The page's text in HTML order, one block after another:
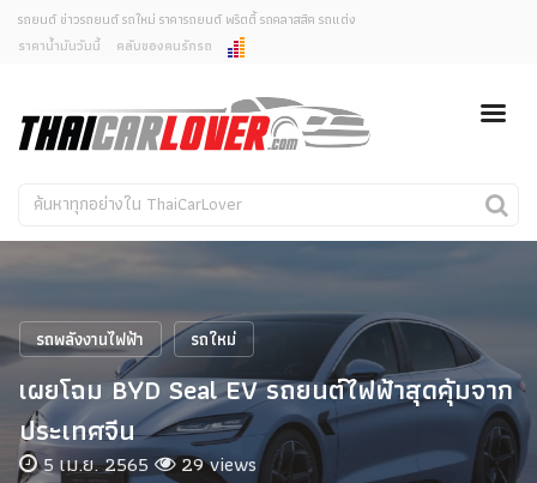
ยกเลิกการแจ้งเตือน
คุณต้องการยกเลิกการแจ้งเตือนข่าวสารเมื่อมีการอัพเดต
ใช่หรือไม่?
ไม่
รถยนต์ ข่าวรถยนต์ รถใหม่ ราคารถยนต์ พริตตี้ รถคลาสสิค รถแต่ง
ราคาน้ำมันวันนี้
คลับของคนรักรถ
รถใหม่
คนรักรถ
รถแต่ง
งานแสดงรถ
Car In The Movie
สเปคราคา รถยนต์
รถพลังงานไฟฟ้า รถใหม่
เผยโฉม BYD Seal EV รถยนต์ไฟฟ้าสุดคุ้มจาก
ประเทศจีน
5 เม.ย. 2565 29 views